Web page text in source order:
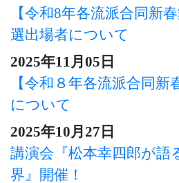
【令和8年各流派合同新
選出場者について
2025年11月05日
【令和８年各流派合同新
について
2025年10月27日
講演会『松本幸四郎が語
界』開催！